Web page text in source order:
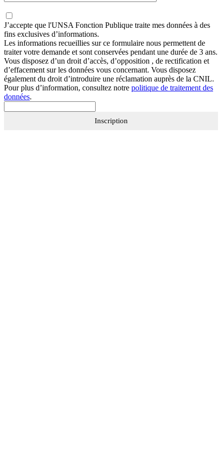
J’accepte que l'UNSA Fonction Publique traite mes données à des
fins exclusives d’informations.
Les informations recueillies sur ce formulaire nous permettent de
traiter votre demande et sont conservées pendant une durée de 3 ans.
Vous disposez d’un droit d’accès, d’opposition , de rectification et
d’effacement sur les données vous concernant. Vous disposez
également du droit d’introduire une réclamation auprès de la CNIL.
Pour plus d’information, consultez notre politique de traitement des
données.
Inscription